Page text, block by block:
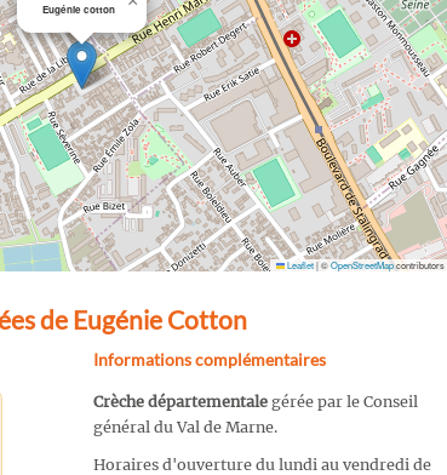
Eugénie cotton
Leaflet|©OpenStreetMapcontributors
de Eugénie Cotton
Informations complémentaires
Crèche départementalegérée par le Conseil
général du Val de Marne.
Horaires d'ouverture du lundi au vendredi de